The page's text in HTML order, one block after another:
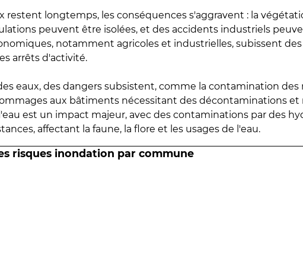
restent longtemps, les conséquences s'aggravent : la
peuvent être isolées, et des accidents industriels
notamment agricoles et industrielles, subissent
arrêts d'activité.
eaux, des dangers subsistent, comme la contamination des
aux bâtiments nécessitant des décontaminations et
est un impact majeur, avec des contaminations par des
affectant la faune, la flore et les usages de l'eau.
risques inondation par commune